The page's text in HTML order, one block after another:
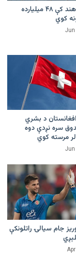
امازون په هند کې ۴۸ میلیارده
کوي
د بشري
سره نږدې دوه
مرسته کوي
جام سیالۍ راتلونکې